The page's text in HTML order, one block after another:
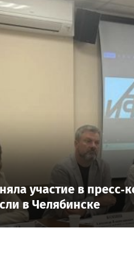
участие в
в Челябинске